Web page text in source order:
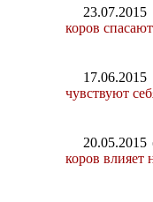
коров
17.06.2015
чувствуют
20.05.2015
коров влияет